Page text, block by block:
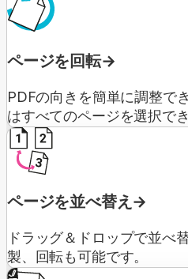
ページを回転
PDFの向きを簡単に調整で
はすべてのページを選択でき
ページを並べ替え
ドラッグ＆ドロップで並べ
製、回転も可能です。